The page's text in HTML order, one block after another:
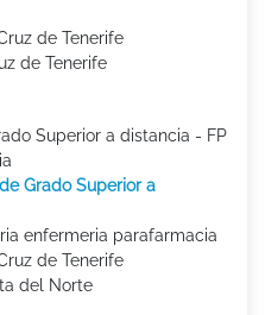
de Tenerife
de Tenerife
Superior a distancia - FP
Grado Superior a
enfermeria parafarmacia
de Tenerife
del Norte